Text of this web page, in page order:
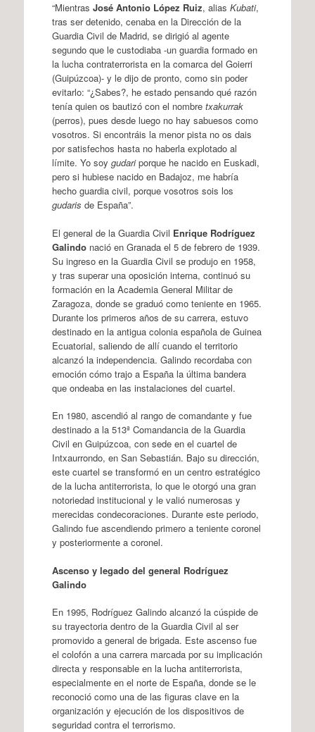
“Mientras José Antonio López Ruiz, alias Kubati,
tras ser detenido, cenaba en la Dirección de la
Guardia Civil de Madrid, se dirigió al agente
segundo que le custodiaba -un guardia formado en
la lucha contraterrorista en la comarca del Goierri
(Guipúzcoa)- y le dijo de pronto, como sin poder
evitarlo: “¿Sabes?, he estado pensando qué razón
tenía quien os bautizó con el nombre txakurrak
(perros), pues desde luego no hay sabuesos como
vosotros. Si encontráis la menor pista no os dais
por satisfechos hasta no haberla explotado al
límite. Yo soy gudariporque he nacido en Euskadi,
pero si hubiese nacido en Badajoz, me habría
hecho guardia civil, porque vosotros sois los
gudaris de España”.
El general de la Guardia Civil Enrique Rodríguez
Galindonació en Granada el 5 de febrero de 1939.
Su ingreso en la Guardia Civil se produjo en 1958,
y tras superar una oposición interna, continuó su
formación en la Academia General Militar de
Zaragoza, donde se graduó como teniente en 1965.
Durante los primeros años de su carrera, estuvo
destinado en la antigua colonia española de Guinea
Ecuatorial, saliendo de allí cuando el territorio
alcanzó la independencia. Galindo recordaba con
emoción cómo trajo a España la última bandera
que ondeaba en las instalaciones del cuartel.
En 1980, ascendió al rango de comandante y fue
destinado a la 513ª Comandancia de la Guardia
Civil en Guipúzcoa, con sede en el cuartel de
Intxaurrondo, en San Sebastián. Bajo su dirección,
este cuartel se transformó en un centro estratégico
de la lucha antiterrorista, lo que le otorgó una gran
notoriedad institucional y le valió numerosas y
merecidas condecoraciones. Durante este periodo,
Galindo fue ascendiendo primero a teniente coronel
y posteriormente a coronel.
Ascenso y legado del general Rodríguez
Galindo
En 1995, Rodríguez Galindo alcanzó la cúspide de
su trayectoria dentro de la Guardia Civil al ser
promovido a general de brigada. Este ascenso fue
el colofón a una carrera marcada por su implicación
directa y responsable en la lucha antiterrorista,
especialmente en el norte de España, donde se le
reconoció como una de las figuras clave en la
organización y ejecución de los dispositivos de
seguridad contra el terrorismo.